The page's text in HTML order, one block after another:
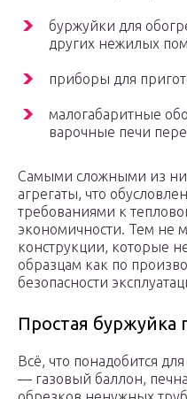
буржуйки для
других нежилых
приборы для
малогабаритные
варочные печи
Самыми сложными из
агрегаты, что
требованиями к
экономичности. Тем не
конструкции, которые
образцам как по
безопасности
Простая буржуйка
Всё, что понадобится
— газовый баллон,